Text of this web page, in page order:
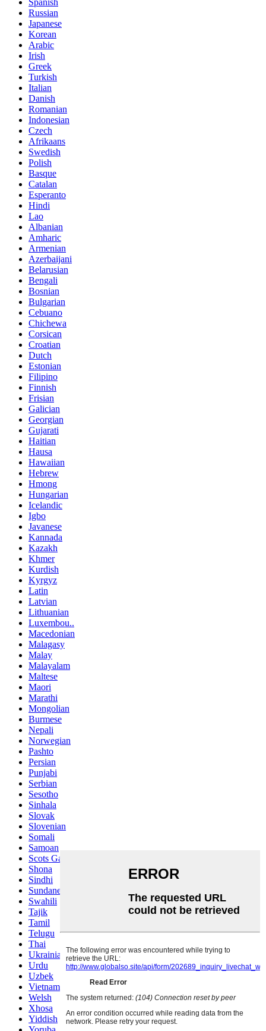
Spanish
Russian
Japanese
Korean
Arabic
Irish
Greek
Turkish
Italian
Danish
Romanian
Indonesian
Czech
Afrikaans
Swedish
Polish
Basque
Catalan
Esperanto
Hindi
Lao
Albanian
Amharic
Armenian
Azerbaijani
Belarusian
Bengali
Bosnian
Bulgarian
Cebuano
Chichewa
Corsican
Croatian
Dutch
Estonian
Filipino
Finnish
Frisian
Galician
Georgian
Gujarati
Haitian
Hausa
Hawaiian
Hebrew
Hmong
Hungarian
Icelandic
Igbo
Javanese
Kannada
Kazakh
Khmer
Kurdish
Kyrgyz
Latin
Latvian
Lithuanian
Luxembou..
Macedonian
Malagasy
Malay
Malayalam
Maltese
Maori
Marathi
Mongolian
Burmese
Nepali
Norwegian
Pashto
Persian
Punjabi
Serbian
Sesotho
Sinhala
Slovak
Slovenian
Somali
Samoan
Scots Gaelic
Shona
Sindhi
Sundanese
Swahili
Tajik
Tamil
Telugu
Thai
Ukrainian
Urdu
Uzbek
Vietnamese
Welsh
Xhosa
Yiddish